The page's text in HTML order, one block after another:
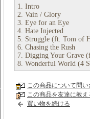
1. Intro
2. Vain / Glory
3. Eye for an Eye
4. Hate Injected
5. Struggle (ft. Tom of
6. Chasing the Rush
7. Digging Your Grave
8. Wonderful World (4
この商品について問い
この商品を友達に教え
買い物を続ける